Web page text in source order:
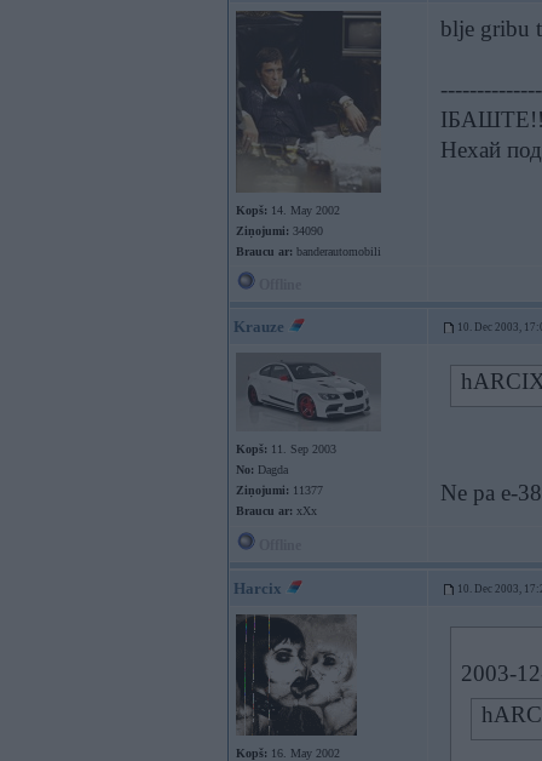
Kopš: 14. May 2002
Ziņojumi: 34090
Braucu ar: banderautomobili
blje gribu
Нехай
Krauze 10. Dec 2003,
Kopš: 11. Sep 2003
No: Dagda
Ziņojumi: 11377
Braucu ar: xXx
Ne pa e-
Harcix 10. Dec 2003,
Kopš: 16. May 2002
2003-